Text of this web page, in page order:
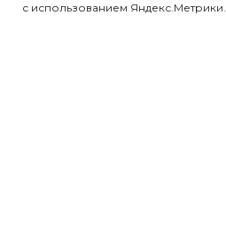
с использованием Яндекс.Метрики.